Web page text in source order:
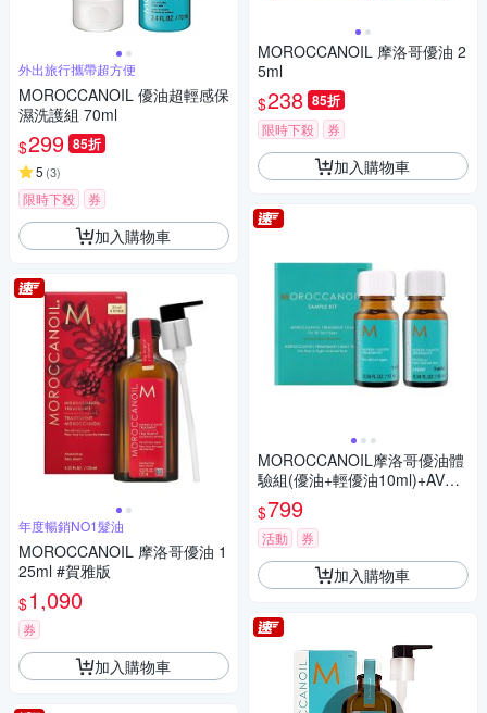
外出旅行攜帶超方便
MOROCCANOIL 優油超輕感保
濕洗護組 70ml
$299 85折
5 (3)
限時下殺 券
加入購物車
年度暢銷NO1髮油
MOROCCANOIL 摩洛哥優油 1
25ml #賀雅版
$1,090
券
加入購物車
MOROCCANOIL 摩洛哥優油 2
5ml
$238 85折
限時下殺 券
加入購物車
MOROCCANOIL摩洛哥優油體
驗組(優油+輕優油10ml)+AVED
A氣囊按摩梳
$799
活動 券
加入購物車